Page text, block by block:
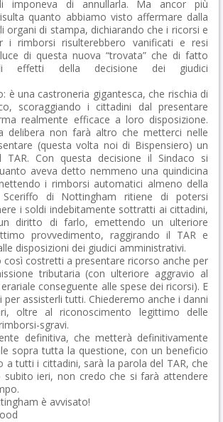
imponeva di annullarla. Ma ancor più
quanto abbiamo visto affermare dalla
organi di stampa, dichiarando che i ricorsi e
i rimborsi risulterebbero vanificati e resi
di questa nuova “trovata” che di fatto
effetti della decisione dei giudici
è una castroneria gigantesca, che rischia di
scoraggiando i cittadini dal presentare
realmente efficace a loro disposizione.
delibera non farà altro che metterci nelle
(questa volta noi di Bispensiero) un
Con questa decisione il Sindaco si
aveva detto nemmeno una quindicina
i rimborsi automatici almeno della
di Nottingham ritiene di potersi
i soldi indebitamente sottratti ai cittadini,
diritto di farlo, emettendo un ulteriore
provvedimento, raggirando il TAR e
disposizioni dei giudici amministrativi.
così costretti a presentare ricorso anche per
tributaria (con ulteriore aggravio al
conseguente alle spese dei ricorsi). E
assisterli tutti. Chiederemo anche i danni
oltre al riconoscimento legittimo delle
sgravi.
definitiva, che metterà definitivamente
sopra tutta la questione, con un beneficio
a tutti i cittadini, sarà la parola del TAR, che
ieri, non credo che si farà attendere
è avvisato!